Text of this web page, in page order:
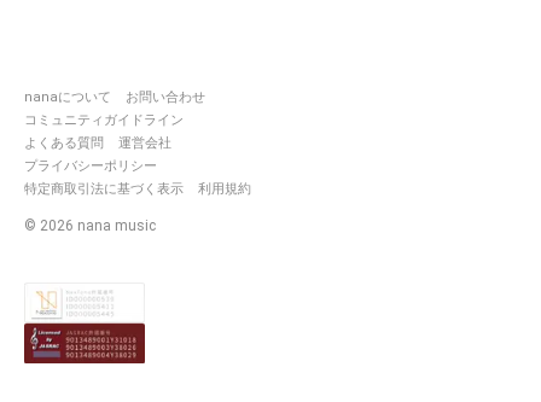
nanaについて
お問い合わせ
コミュニティガイドライン
よくある質問
運営会社
プライバシーポリシー
特定商取引法に基づく表示
利用規約
© 2026 nana music